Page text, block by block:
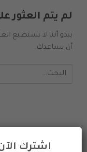
لم يتم العثور
يبدو أننا لا نستطيع
أن يساعدك.
اشترك